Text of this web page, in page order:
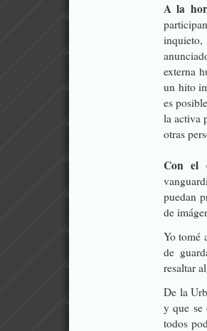
A la
externa
un hito
es
la activa
otras
Con el
puedan
de
Yo tomé
de
resaltar
De la
y que se
todos